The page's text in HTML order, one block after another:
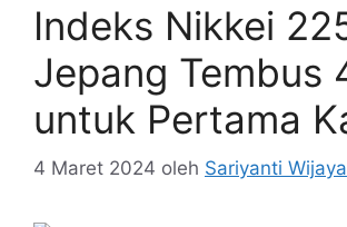
Indeks Nikkei
Jepang Tembus
untuk Pertama
4 Maret 2024 oleh Sariyanti Wijaya